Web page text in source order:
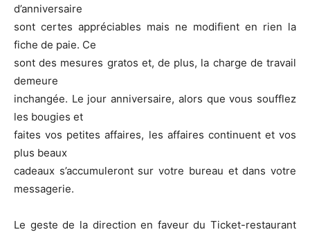
d’anniversaire
sont certes appréciables mais ne modifient en rien la
fiche de paie. Ce
sont des mesures gratos et, de plus, la charge de travail
demeure
inchangée. Le jour anniversaire, alors que vous soufflez
les bougies et
faites vos petites affaires, les affaires continuent et vos
plus beaux
cadeaux s’accumuleront sur votre bureau et dans votre
messagerie.
Le geste de la direction en faveur du Ticket-restaurant